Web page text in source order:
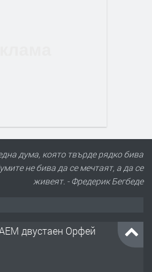
дума, която твърде рядко бива
не бива да се мечтаят, а да се
живеят. - Фредерик Бегбеде
на ул. Липа до